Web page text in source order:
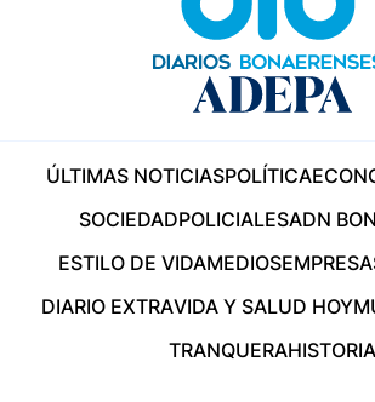
ÚLTIMAS NOTICIASPOLÍTICA
SOCIEDADPOLICIALESADN
ESTILO DE VIDAMEDIOS
DIARIO EXTRAVIDA Y SALUD HOY
TRANQUERAHISTORIA